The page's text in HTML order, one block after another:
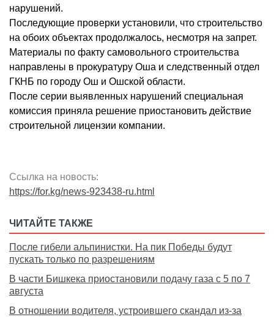
нарушений.
Последующие проверки установили, что строительство
на обоих объектах продолжалось, несмотря на запрет.
Материалы по факту самовольного строительства
направлены в прокуратуру Оша и следственный отдел
ГКНБ по городу Ош и Ошской области.
После серии выявленных нарушений специальная
комиссия приняла решение приостановить действие
строительной лицензии компании.
Ссылка на новость:
https://for.kg/news-923438-ru.html
ЧИТАЙТЕ ТАКЖЕ
После гибели альпинистки. На пик Победы будут
пускать только по разрешениям
В части Бишкека приостановили подачу газа с 5 по 7
августа
В отношении водителя, устроившего скандал из-за